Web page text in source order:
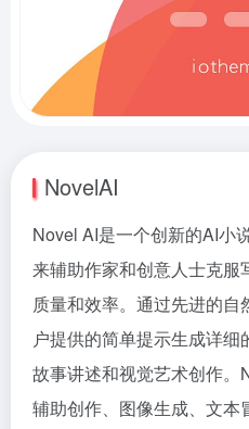
NovelAI
Novel AI是一个创新的AI小
来辅助作家和创意人士克服
质量和效率。通过先进的
户提供的简单提示生成详
故事讲述和视觉艺术创作。
辅助创作、图像生成、文本